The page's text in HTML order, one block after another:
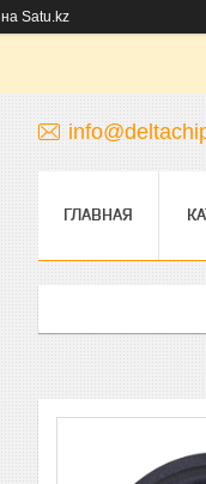
на Satu.kz
ГЛАВНАЯ